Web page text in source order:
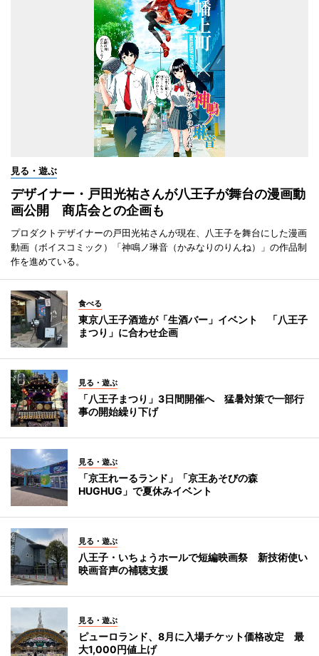
見る・遊ぶ
デザイナー・戸田光祐さんが八王子が舞台の漫画動
画公開 商店会との企画も
プロダクトデザイナーの戸田光祐さんが現在、八王子を舞台にした漫画
動画（ボイスコミック）「神鳴ノ琳音（かみなりのりんね）」の作品制
作を進めている。
食べる
東京八王子酒造が「生酒バー」イベント 「八王子
まつり」に合わせ企画
見る・遊ぶ
「八王子まつり」3日間開催へ 猛暑対策で一部行
事の開始繰り下げ
見る・遊ぶ
「京王れーるランド」「京王あそびの森
HUGHUG」で夏休みイベント
見る・遊ぶ
八王子・いちょうホールで短編映画祭 新技術使い
映画音声の補聴支援
見る・遊ぶ
ピューロランド、8月に入場チケット価格改定 最
大1,000円値上げ